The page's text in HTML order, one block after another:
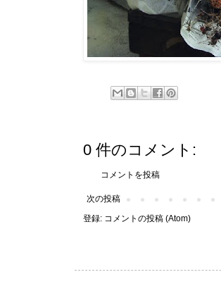
0 件のコメント:
コメントを投稿
次の投稿
登録: コメントの投稿 (Atom)